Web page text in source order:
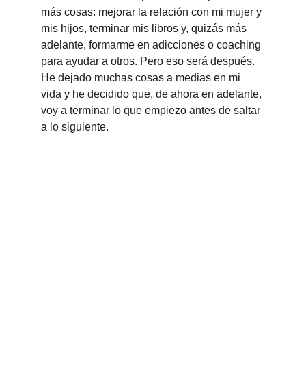
más cosas: mejorar la relación con mi mujer y
mis hijos, terminar mis libros y, quizás más
adelante, formarme en adicciones o coaching
para ayudar a otros. Pero eso será después.
He dejado muchas cosas a medias en mi
vida y he decidido que, de ahora en adelante,
voy a terminar lo que empiezo antes de saltar
a lo siguiente.